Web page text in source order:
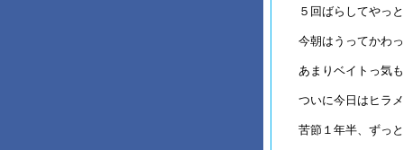
５回ばらしてやっ
今朝はうってかわ
あまりベイトっ気
ついに今日はヒラ
苦節１年半、ずっ